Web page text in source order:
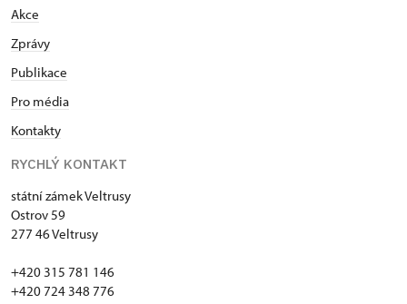
Akce
Zprávy
Publikace
Pro média
Kontakty
RYCHLÝ KONTAKT
státní zámek Veltrusy
Ostrov 59
277 46 Veltrusy
+420 315 781 146
+420 724 348 776